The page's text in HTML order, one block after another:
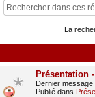
La
Présentation
Dernier message
Publié dans